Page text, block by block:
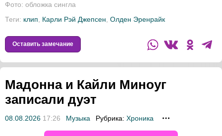
Фото: обложка сингла
Теги: клип Карли Рэй Джепсен Олден Эренрайк
Оставить замечание
Мадонна и Кайли Миноуг
записали дуэт
08.08.2026 17:26 Музыка Рубрика: Хроника